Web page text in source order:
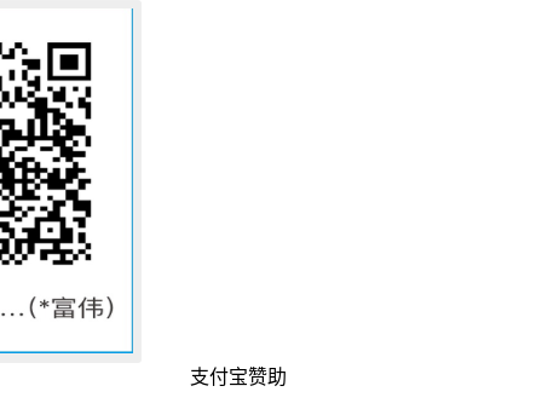
支付宝赞助